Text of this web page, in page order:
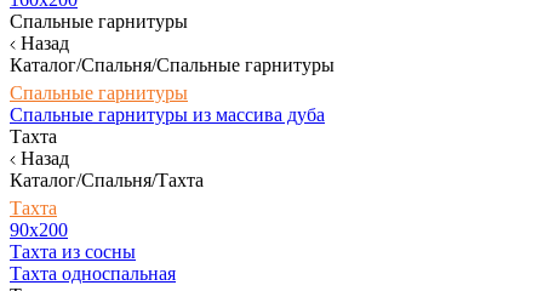
Спальные гарнитуры
Назад
Каталог/Спальня/Спальные гарнитуры
Спальные гарнитуры
Спальные гарнитуры из массива дуба
Тахта
Назад
Каталог/Спальня/Тахта
Тахта
90х200
Тахта из сосны
Тахта односпальная